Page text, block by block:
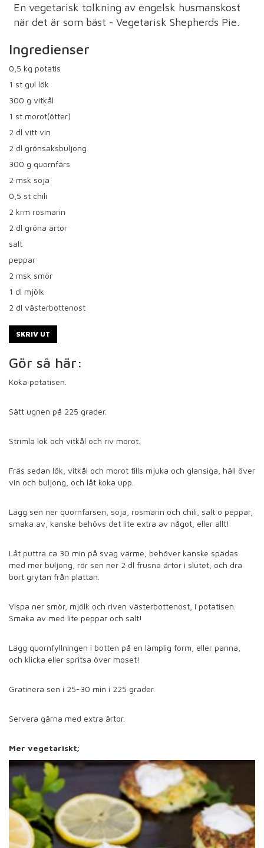
En vegetarisk tolkning av engelsk husmanskost
när det är som bäst - Vegetarisk Shepherds Pie.
Ingredienser
0,5 kg potatis
1 st gul lök
300 g vitkål
1 st morot(ötter)
2 dl vitt vin
2 dl grönsaksbuljong
300 g quornfärs
2 msk soja
0,5 st chili
2 krm rosmarin
2 dl gröna ärtor
salt
peppar
2 msk smör
1 dl mjölk
2 dl västerbottenost
SKRIV UT
Gör så här:
Koka potatisen.
Sätt ugnen på 225 grader.
Strimla lök och vitkål och riv morot.
Fräs sedan lök, vitkål och morot tills mjuka och glansiga, häll över
vin och buljong, och låt koka upp.
Lägg sen ner quornfärsen, soja, rosmarin och chili, salt o peppar,
smaka av, kanske behövs det lite extra av något, eller allt!
Låt puttra ca 30 min på svag värme, behöver kanske spädas
med mer buljong, rör sen ner 2 dl frusna ärtor i slutet, och dra
bort grytan från plattan.
Vispa ner smör, mjölk och riven västerbottenost, i potatisen.
Smaka av med lite peppar och salt!
Lägg quornfyllningen i botten på en lämplig form, eller panna,
och klicka eller spritsa över moset!
Gratinera sen i 25-30 min i 225 grader.
Servera gärna med extra ärtor.
Mer vegetariskt;